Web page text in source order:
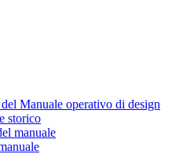
Manuale operativo di design
storico
manuale